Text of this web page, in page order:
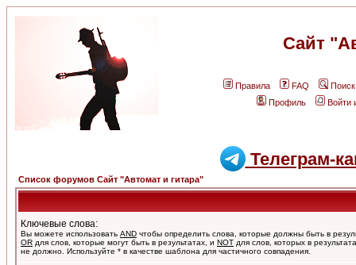
Сайт
Правила FAQ
Поиск
Профиль
Войти
Телеграм-
Список форумов Сайт "Автомат и гитара"
Ключевые слова:
Вы можете использовать AND чтобы определить слова, которые должны быть в
OR для слов, которые могут быть в результатах, и NOT для слов, которых в
не должно. Используйте * в качестве шаблона для частичного совпадения.